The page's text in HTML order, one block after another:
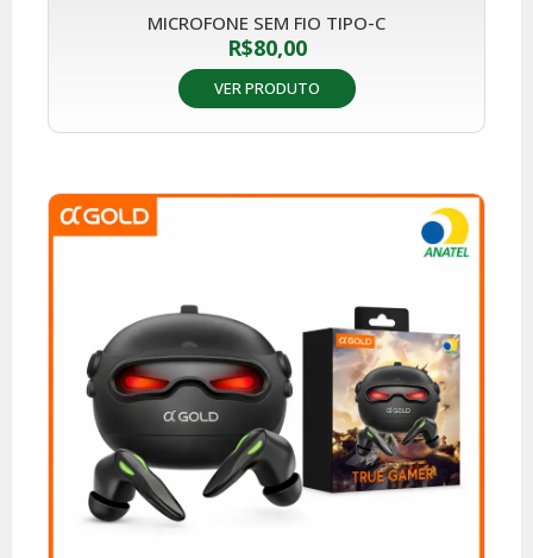
MICROFONE SEM FIO TIPO-C
R$80,00
VER PRODUTO